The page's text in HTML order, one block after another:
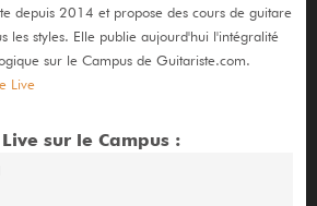
depuis 2014 et propose des cours de guitare
les styles. Elle publie aujourd'hui l'intégralité
sur le Campus de Guitariste.com.
Live
sur le Campus :